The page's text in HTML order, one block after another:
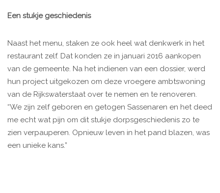
Een stukje geschiedenis
Naast het menu, staken ze ook heel wat denkwerk in het
restaurant zelf. Dat konden ze in januari 2016 aankopen
van de gemeente. Na het indienen van een dossier, werd
hun project uitgekozen om deze vroegere ambtswoning
van de Rijkswaterstaat over te nemen en te renoveren.
“We zijn zelf geboren en getogen Sassenaren en het deed
me echt wat pijn om dit stukje dorpsgeschiedenis zo te
zien verpauperen. Opnieuw leven in het pand blazen, was
een unieke kans.”